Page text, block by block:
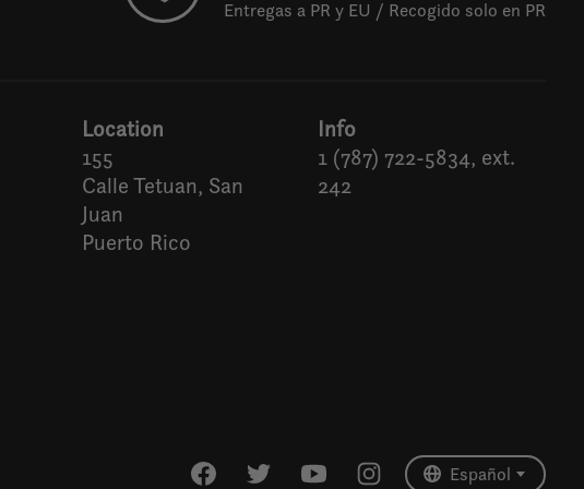
Entregas a PR y EU / Recogido solo en PR
Location
155
Calle Tetuan, San
Juan
Puerto Rico
Info
1 (787) 722-5834, ext.
242
Español